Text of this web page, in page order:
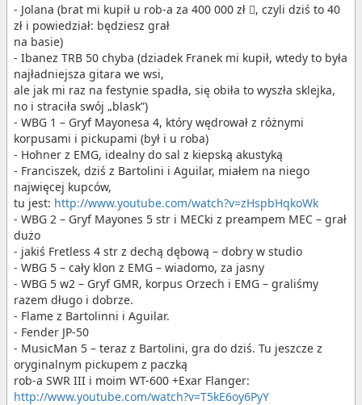
- Jolana (brat mi kupił u rob-a za 400 000 zł , czyli dziś to 40
zł i powiedział: będziesz grał
na basie)
- Ibanez TRB 50 chyba (dziadek Franek mi kupił, wtedy to była
najładniejsza gitara we wsi,
ale jak mi raz na festynie spadła, się obiła to wyszła sklejka,
no i straciła swój „blask”)
- WBG 1 – Gryf Mayonesa 4, który wędrował z różnymi
korpusami i pickupami (był i u roba)
- Hohner z EMG, idealny do sal z kiepską akustyką
- Franciszek, dziś z Bartolini i Aguilar, miałem na niego
najwięcej kupców,
tu jest: http://www.youtube.com/watch?v=zHspbHqkoWk
- WBG 2 – Gryf Mayones 5 str i MECki z preampem MEC – grał
dużo
- jakiś Fretless 4 str z dechą dębową – dobry w studio
- WBG 5 – cały klon z EMG – wiadomo, za jasny
- WBG 5 w2 – Gryf GMR, korpus Orzech i EMG – graliśmy
razem długo i dobrze.
- Flame z Bartolinni i Aguilar.
- Fender JP-50
- MusicMan 5 – teraz z Bartolini, gra do dziś. Tu jeszcze z
oryginalnym pickupem z paczką
rob-a SWR III i moim WT-600 +Exar Flanger:
http://www.youtube.com/watch?v=T5kE6oy6PyY